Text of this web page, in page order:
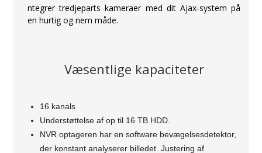
ntegrer tredjeparts kameraer med dit Ajax-system på
en hurtig og nem måde.
Væsentlige kapaciteter
16 kanals
Understøttelse af op til 16 TB HDD.
NVR optageren har en software bevægelsesdetektor,
der konstant analyserer billedet. Justering af